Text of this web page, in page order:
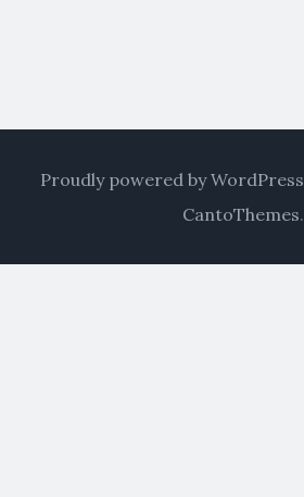
Proudly powered by WordPress
CantoThemes.